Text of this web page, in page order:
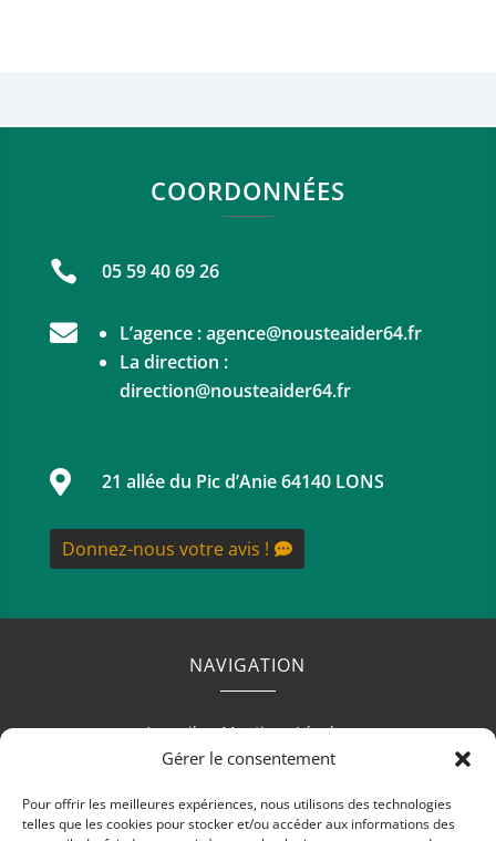
Gérer le consentement
Pour offrir les meilleures expériences, nous utilisons des technologies
telles que les cookies pour stocker et/ou accéder aux informations des
COORDONNÉES
 05 59 40 69 26
 L’agence :agence@nousteaider64.fr
La direction :
direction@nousteaider64.fr
 21 allée du Pic d’Anie 64140 LONS
Donnez-nous votre avis !
NAVIGATION
Accueil Mentions Légales
RÉALISATION